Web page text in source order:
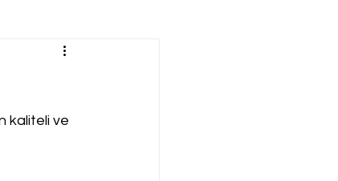
kaliteli ve